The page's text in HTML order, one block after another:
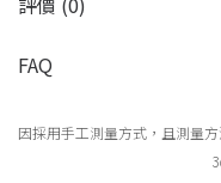
FAQ
因採用手工測量方式，且測量